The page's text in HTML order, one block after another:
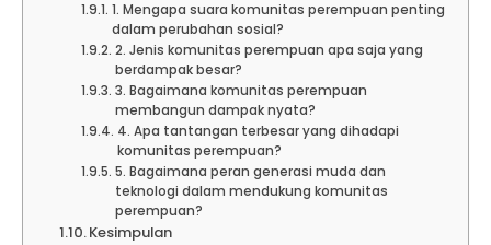
1. Mengapa suara komunitas perempuan penting
dalam perubahan sosial?
2. Jenis komunitas perempuan apa saja yang
berdampak besar?
3. Bagaimana komunitas perempuan
membangun dampak nyata?
4. Apa tantangan terbesar yang dihadapi
komunitas perempuan?
5. Bagaimana peran generasi muda dan
teknologi dalam mendukung komunitas
perempuan?
Kesimpulan